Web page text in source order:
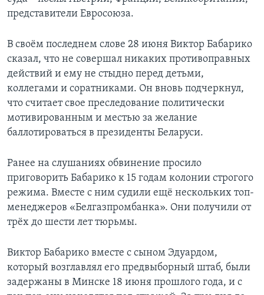
представители Евросоюза.
В своём последнем слове 28 июня Виктор Бабарико
сказал, что не совершал никаких противоправных
действий и ему не стыдно перед детьми,
коллегами и соратниками. Он вновь подчеркнул,
что считает свое преследование политически
мотивированным и местью за желание
баллотироваться в президенты Беларуси.
Ранее на слушаниях обвинение просило
приговорить Бабарико к 15 годам колонии строгого
режима. Вместе с ним судили ещё нескольких топ-
менеджеров «Белгазпромбанка». Они получили от
трёх до шести лет тюрьмы.
Виктор Бабарико вместе с сыном Эдуардом,
который возглавлял его предвыборный штаб, были
задержаны в Минске 18 июня прошлого года, и с